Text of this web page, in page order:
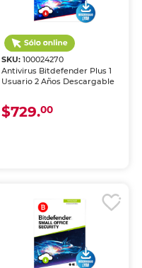
SKU: 100024270
Antivirus Bitdefender Plus 1
Usuario 2 Años Descargable
$729.00